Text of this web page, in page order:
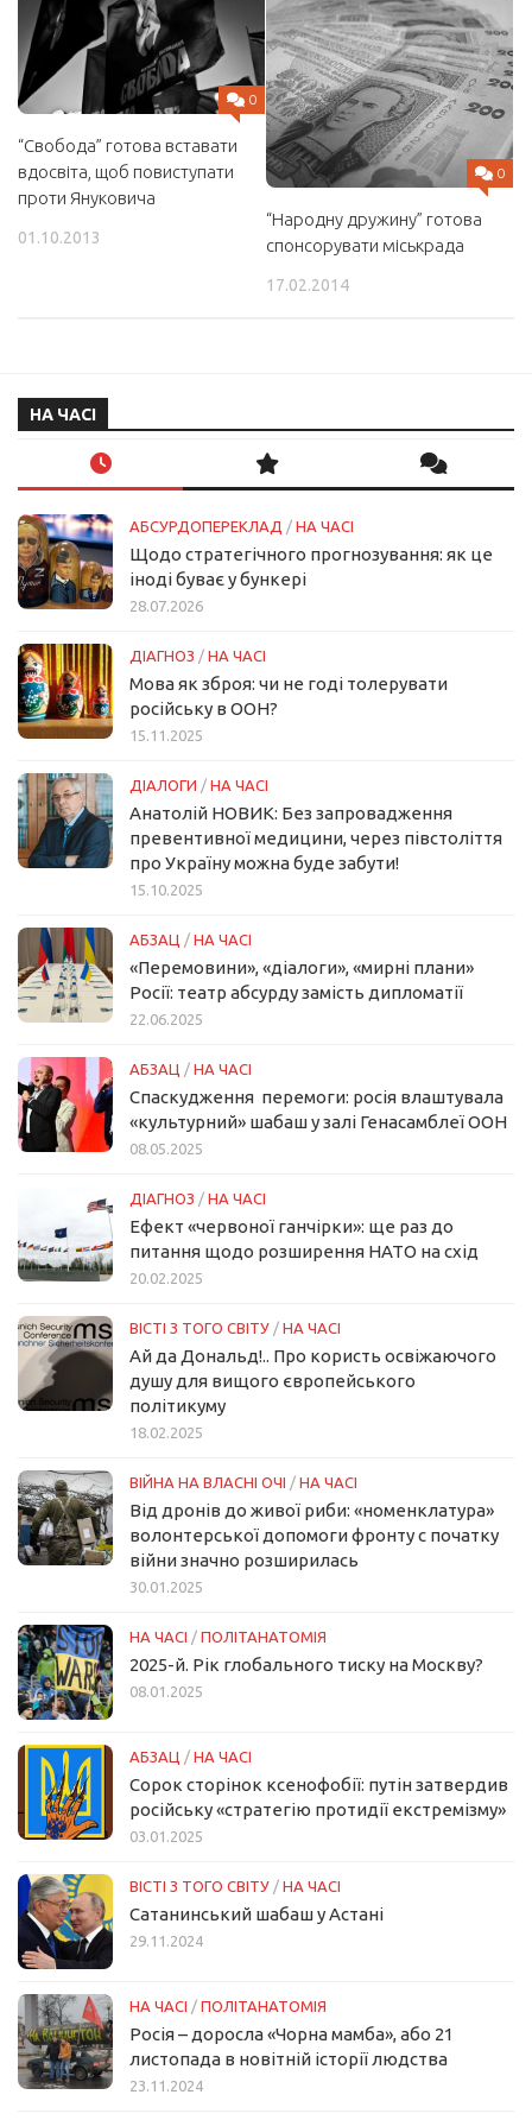
0
“Свобода” готова вставати
вдосвіта, щоб повиступати
проти Януковича
01.10.2013
0
“Народну дружину” готова
спонсорувати міськрада
17.02.2014
НА ЧАСІ
АБСУРДОПЕРЕКЛАД / НА ЧАСІ
Щодо стратегічного прогнозування: як це
іноді буває у бункері
28.07.2026
ДІАГНОЗ / НА ЧАСІ
Мова як зброя: чи не годі толерувати
російську в ООН?
15.11.2025
ДІАЛОГИ / НА ЧАСІ
Анатолій НОВИК: Без запровадження
превентивної медицини, через півстоліття
про Україну можна буде забути!
15.10.2025
АБЗАЦ / НА ЧАСІ
«Перемовини», «діалоги», «мирні плани»
Росії: театр абсурду замість дипломатії
22.06.2025
АБЗАЦ / НА ЧАСІ
Спаскудження перемоги: росія влаштувала
«культурний» шабаш у залі Генасамблеї ООН
08.05.2025
ДІАГНОЗ / НА ЧАСІ
Ефект «червоної ганчірки»: ще раз до
питання щодо розширення НАТО на схід
20.02.2025
ВІСТІ З ТОГО СВІТУ / НА ЧАСІ
Ай да Дональд!.. Про користь освіжаючого
душу для вищого європейського
політикуму
18.02.2025
ВІЙНА НА ВЛАСНІ ОЧІ / НА ЧАСІ
Від дронів до живої риби: «номенклатура»
волонтерської допомоги фронту с початку
війни значно розширилась
30.01.2025
НА ЧАСІ / ПОЛІТАНАТОМІЯ
2025-й. Рік глобального тиску на Москву?
08.01.2025
АБЗАЦ / НА ЧАСІ
Сорок сторінок ксенофобії: путін затвердив
російську «стратегію протидії екстремізму»
03.01.2025
ВІСТІ З ТОГО СВІТУ / НА ЧАСІ
Сатанинський шабаш у Астані
29.11.2024
НА ЧАСІ / ПОЛІТАНАТОМІЯ
Росія – доросла «Чорна мамба», або 21
листопада в новітній історії людства
23.11.2024